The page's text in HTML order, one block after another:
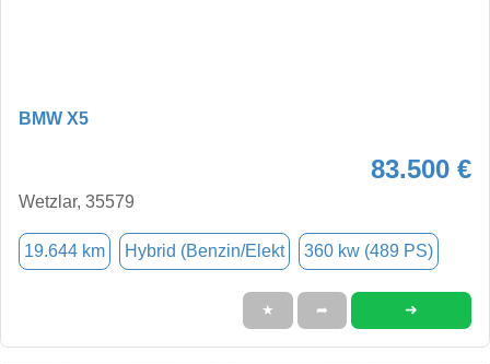
BMW X5
83.500 €
Wetzlar, 35579
19.644 km Hybrid (Benzin/Elekt 360 kw (489 PS)
★ ➦ ➜